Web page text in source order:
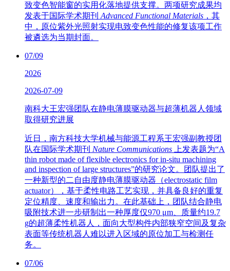
致变色智能窗的实用化落地提供支撑。两项研究成果均
发表于国际学术期刊 Advanced Functional Materials ，其
中，原位紫外光照射实现电致变色性能的修复该项工作
被遴选为当期封面。
07/09
2026
2026-07-09
南科大王宏强团队在静电薄膜驱动器与超薄机器人领域
取得研究进展
近日，南方科技大学机械与能源工程系王宏强副教授团
队在国际学术期刊 Nature Communications
上发表题为“A
thin robot made of flexible electronics for in-situ machining
and inspection of large structures”的研究论文。团队提出了
一种新型的二自由度静电薄膜驱动器（electrostatic film
actuator），基于柔性电路工艺实现，并具备良好的重复
定位精度、速度和输出力。在此基础上，团队结合静电
吸附技术进一步研制出一种厚度仅970 μm、质量约19.7
g的超薄柔性机器人，面向大型构件内部狭窄空间及复杂
表面等传统机器人难以进入区域的原位加工与检测任
务。
07/06